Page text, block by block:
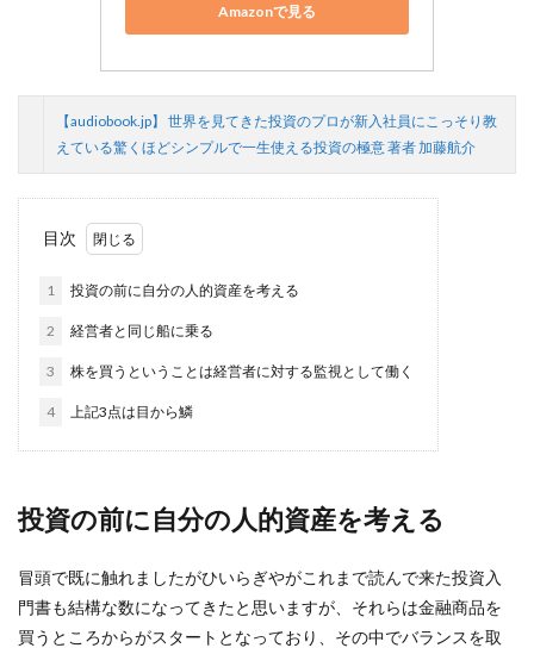
Amazonで見る
【audiobook.jp】 世界を見てきた投資のプロが新入社員にこっそり教
えている驚くほどシンプルで一生使える投資の極意 著者 加藤航介
目次
1 投資の前に自分の人的資産を考える
2 経営者と同じ船に乗る
3 株を買うということは経営者に対する監視として働く
4 上記3点は目から鱗
投資の前に自分の人的資産を考える
冒頭で既に触れましたがひいらぎやがこれまで読んで来た投資入
門書も結構な数になってきたと思いますが、それらは金融商品を
買うところからがスタートとなっており、その中でバランスを取